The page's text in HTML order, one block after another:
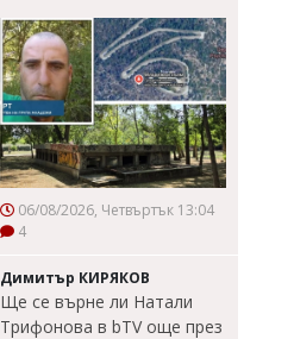
06/08/2026, Четвъртък 13:04
4
Димитър КИРЯКОВ
Ще се върне ли Натали
Трифонова в bTV още през